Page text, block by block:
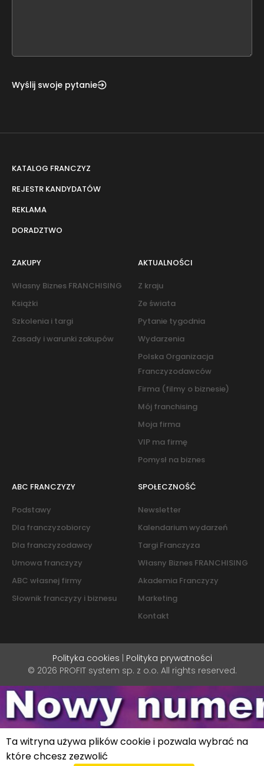
Wyślij swoje pytanie
KATALOG FRANCZYZ
REJESTR KANDYDATÓW
REKLAMA
DORADZTWO
ZAKUPY
Własny Biznes FRANCHISING
Książki
Szkolenia i targi
Zasady i warunki zakupów
AKTUALNOŚCI
Z kraju
Ze świata
Pytanie tygodnia
Wydarzenia
Polska Organizacja
Franczyzodawców
Firma (filmy o biznesie)
Mój franchising
Moja firma
VIP ma firmę
Pomysł na biznes
ABC FRANCZYZY
Podstawy
Dla franczyzobiorcy
Dla franczyzodawcy
Umowa franczyzy
ABC własnej firmy
Słownik franczyzy i biznesu
SPOŁECZNOŚĆ
Newsletter
Kalendarium wydarzeń
Targi Franczyza
Własny Biznes FRANCHISING
Akademia Franczyzy
Marketing
Kontakt
Polityka cookies
Polityka prywatności
© 2026 PROFIT system sp. z o.o. All rights reserved.
Ta witryna używa plików cookie i pozwala wybrać na
które chcesz zezwolić